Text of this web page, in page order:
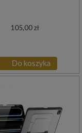
105,00 zł
Do koszyka